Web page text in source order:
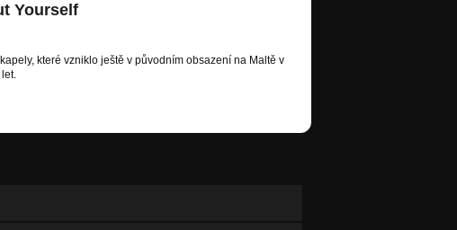
Yourself
které vzniklo ještě v původním obsazení na Maltě v